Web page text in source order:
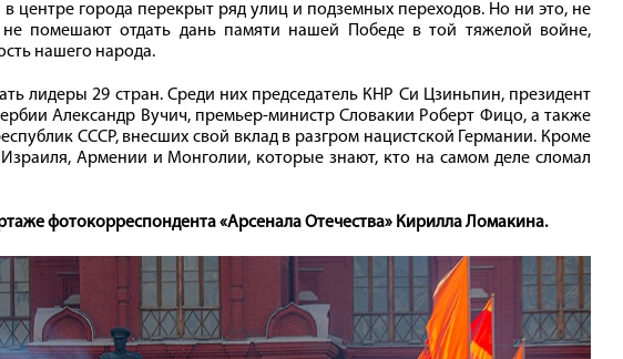
центре города перекрыт ряд улиц и подземных переходов. Но ни это, не
не помешают отдать дань памяти нашей Победе в той тяжелой войне,
нашего народа.
лидеры 29 стран. Среди них председатель КНР Си Цзиньпин, президент
Александр Вучич, премьер-министр Словакии Роберт Фицо, а также
СССР, внесших свой вклад в разгром нацистской Германии. Кроме
Армении и Монголии, которые знают, кто на самом деле сломал
фотокорреспондента «Арсенала Отечества» Кирилла Ломакина.